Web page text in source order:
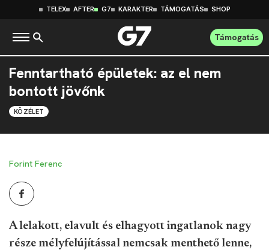
TELEX AFTER G7 KARAKTER TÁMOGATÁS SHOP
Támogatás
Fenntartható épületek: az el nem
bontott jövőnk
KÖZÉLET
Forint Ferenc
A lelakott, elavult és elhagyott ingatlanok nagy
része mélyfelújítással nemcsak menthető lenne,